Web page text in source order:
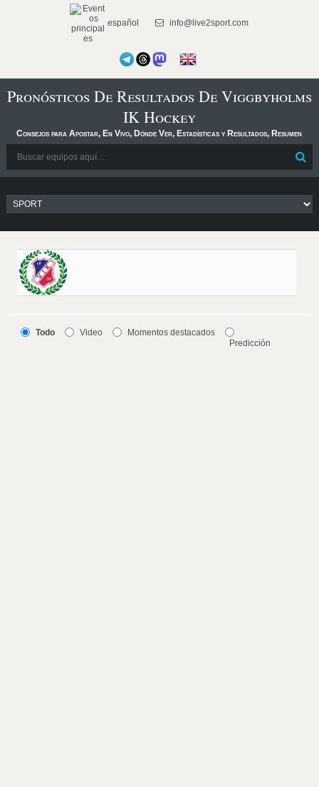
español info@live2sport.com
Pronósticos De Resultados De Viggbyholms
IK Hockey
Consejos para Apostar, En Vivo, Dónde Ver, Estadísticas y Resultados, Resumen
Todo Video
Momentos destacados
Predicción